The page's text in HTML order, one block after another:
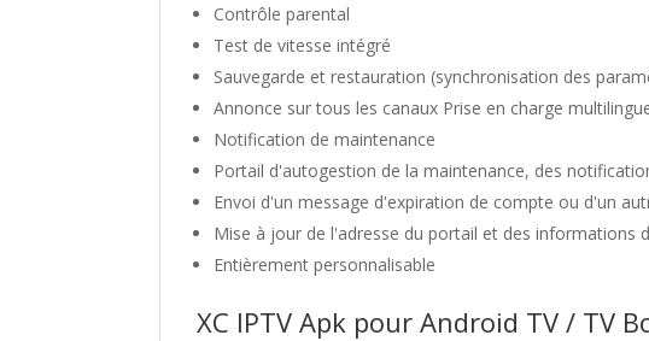
Contrôle parental
Test de vitesse intégré
Sauvegarde et restauration (synchronisation des
Annonce sur tous les canaux Prise en charge
Notification de maintenance
Portail d'autogestion de la maintenance, des
Envoi d'un message d'expiration de compte ou d'un
Mise à jour de l'adresse du portail et des informations
Entièrement personnalisable
XC IPTV Apk pour Android TV / TV